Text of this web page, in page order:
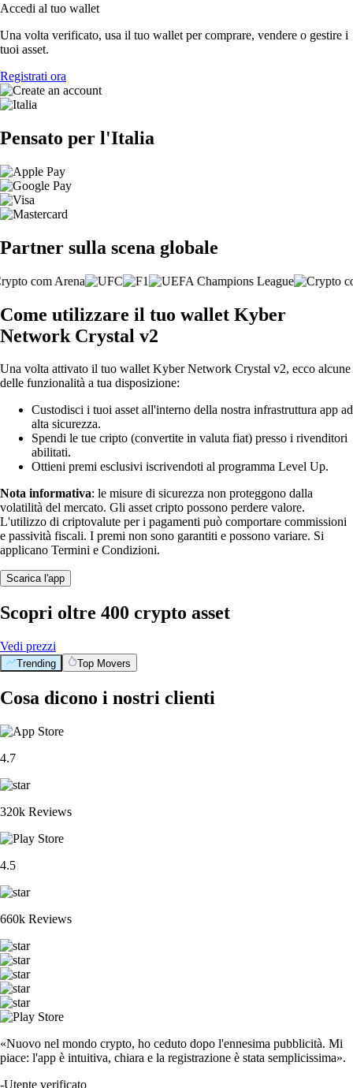
Accedi al tuo wallet
Una volta verificato, usa il tuo wallet per comprare, vendere o gestire i
tuoi asset.
Registrati ora
Pensato per l'Italia
Partner sulla scena globale
Come utilizzare il tuo wallet Kyber
Network Crystal v2
Una volta attivato il tuo wallet Kyber Network Crystal v2, ecco alcune
delle funzionalità a tua disposizione:
Custodisci i tuoi asset all'interno della nostra infrastruttura app ad
alta sicurezza.
Spendi le tue cripto (convertite in valuta fiat) presso i rivenditori
abilitati.
Ottieni premi esclusivi iscrivendoti al programma Level Up.
Nota informativa: le misure di sicurezza non proteggono dalla
volatilità del mercato. Gli asset cripto possono perdere valore.
L'utilizzo di criptovalute per i pagamenti può comportare commissioni
e passività fiscali. I premi non sono garantiti e possono variare. Si
applicano Termini e Condizioni.
Scarica l'app
Scopri oltre 400 crypto asset
Vedi prezzi
Trending Top Movers
Cosa dicono i nostri clienti
4.7
320k Reviews
4.5
660k Reviews
«Nuovo nel mondo crypto, ho ceduto dopo l'ennesima pubblicità. Mi
piace: l'app è intuitiva, chiara e la registrazione è stata semplicissima».
-Utente verificato